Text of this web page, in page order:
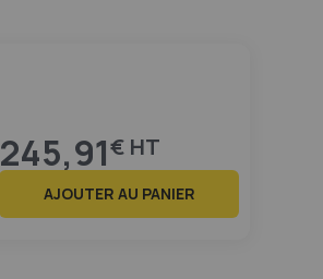
245,91€
AJOUTER AU PANIER